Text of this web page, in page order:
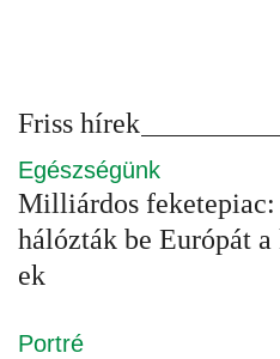
Friss hírek
Egészségünk
Milliárdos
hálózták be Európát
ek
Portré